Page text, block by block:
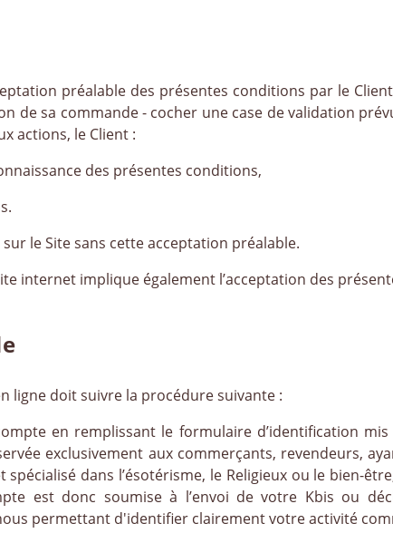
préalable des présentes conditions par le
de sa commande - cocher une case de validation
actions, le Client :
des présentes conditions,
le Site sans cette acceptation préalable.
internet implique également l’acceptation des
ligne doit suivre la procédure suivante :
en remplissant le formulaire d’identification
exclusivement aux commerçants, revendeurs,
dans l’ésotérisme, le Religieux ou le bien-
est donc soumise à l’envoi de votre Kbis ou
permettant d'identifier clairement votre activité